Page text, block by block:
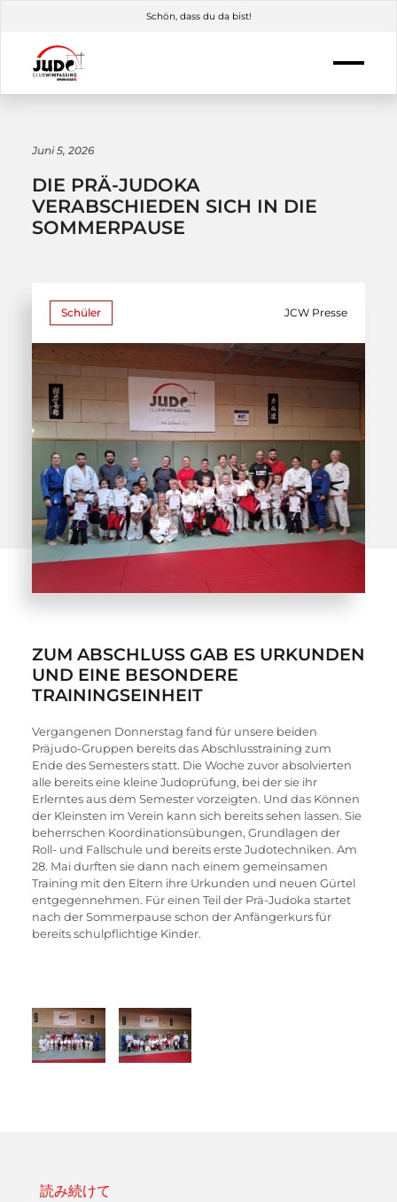
Schön, dass du da bist!
Juni 5, 2026
DIE PRÄ-JUDOKA
VERABSCHIEDEN SICH IN DIE
SOMMERPAUSE
Schüler JCW Presse
ZUM ABSCHLUSS GAB ES URKUNDEN
UND EINE BESONDERE
TRAININGSEINHEIT
Vergangenen Donnerstag fand für unsere beiden
Präjudo-Gruppen bereits das Abschlusstraining zum
Ende des Semesters statt. Die Woche zuvor absolvierten
alle bereits eine kleine Judoprüfung, bei der sie ihr
Erlerntes aus dem Semester vorzeigten. Und das Können
der Kleinsten im Verein kann sich bereits sehen lassen. Sie
beherrschen Koordinationsübungen, Grundlagen der
Roll- und Fallschule und bereits erste Judotechniken. Am
28. Mai durften sie dann nach einem gemeinsamen
Training mit den Eltern ihre Urkunden und neuen Gürtel
entgegennehmen. Für einen Teil der Prä-Judoka startet
nach der Sommerpause schon der Anfängerkurs für
bereits schulpflichtige Kinder.
読み続けて